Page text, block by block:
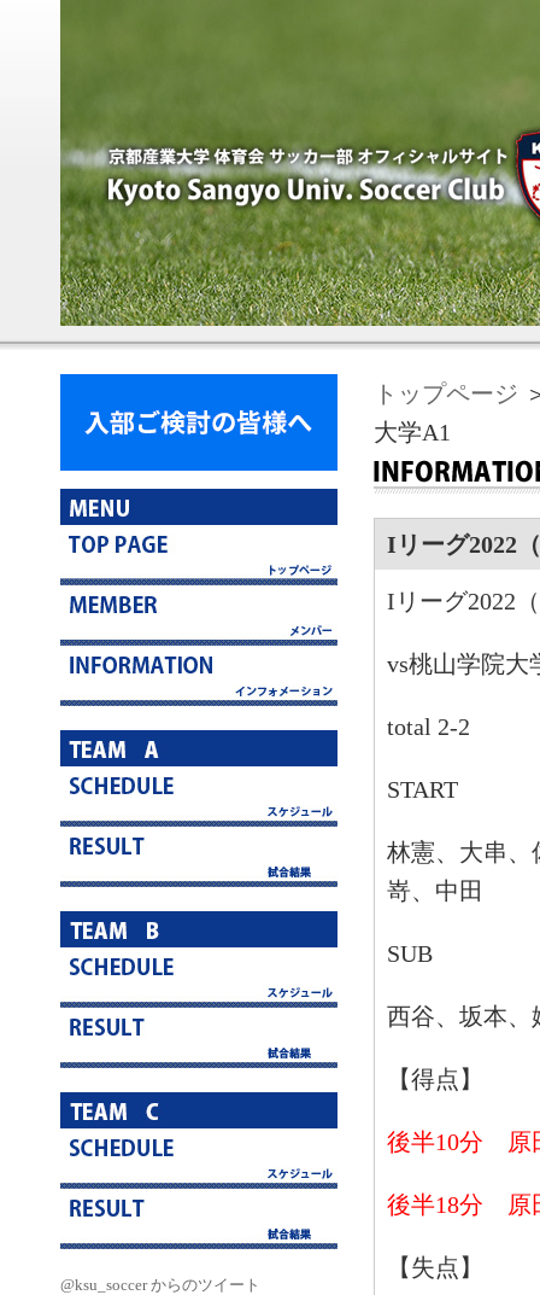
@ksu_soccer からのツイート
トップページ
大学A1
Iリーグ2022
Iリーグ2022
vs桃山学院大
total 2-2
START
林憲、大串、
嵜、中田
SUB
西谷、坂本、
【得点】
後半10分 原
後半18分 原
【失点】